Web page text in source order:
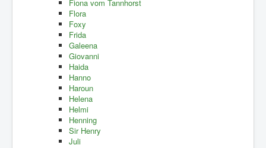
Fiona vom Tannhorst
Flora
Foxy
Frida
Galeena
Giovanni
Haida
Hanno
Haroun
Helena
Helmi
Henning
Sir Henry
Juli